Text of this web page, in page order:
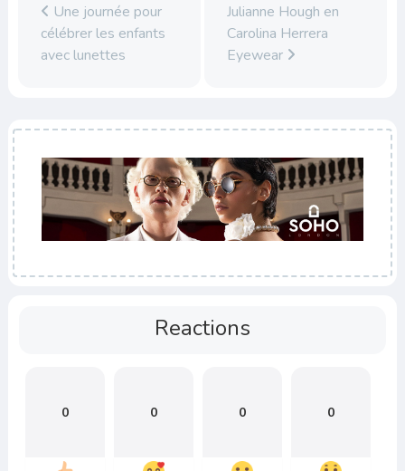
Une journée pour
célébrer les enfants
avec lunettes
Julianne Hough en
Carolina Herrera
Eyewear
Reactions
0 0 0 0